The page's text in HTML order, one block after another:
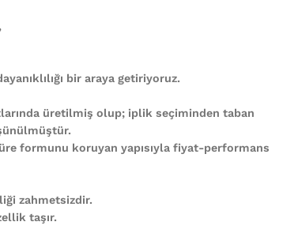
bir araya getiriyoruz.
üretilmiş olup; iplik seçiminden taban
formunu koruyan yapısıyla fiyat-performans
zahmetsizdir.
taşır.